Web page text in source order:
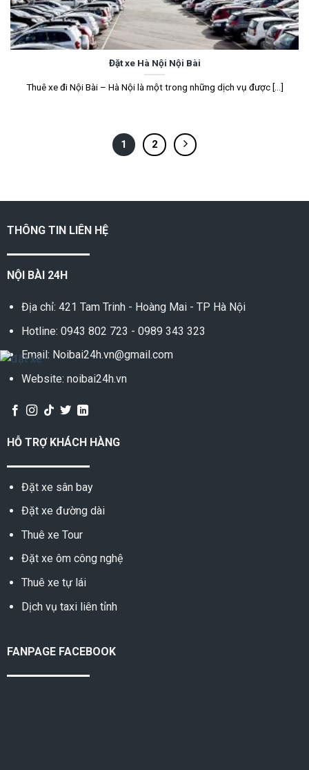
Đặt xe Hà Nội Nội Bài
Thuê xe đi Nội Bài – Hà Nội là một trong những dịch vụ được [...]
1 2
THÔNG TIN LIÊN HỆ
NỘI BÀI 24H
Địa chỉ: 421 Tam Trinh - Hoàng Mai - TP Hà Nội
Hotline: 0943 802 723 - 0989 343 323
Email: Noibai24h.vn@gmail.com
Website: noibai24h.vn
HỖ TRỢ KHÁCH HÀNG
Đặt xe sân bay
Đặt xe đường dài
Thuê xe Tour
Đặt xe ôm công nghệ
Thuê xe tự lái
Dịch vụ taxi liên tỉnh
FANPAGE FACEBOOK